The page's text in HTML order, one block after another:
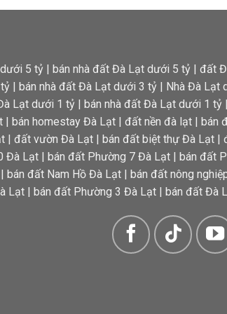
5 tỷ bán nhà đất Đà Lạt dưới 5 tỷ đất
bán nhà đất Đà Lạt dưới 3 tỷ Nhà Đà Lạt
Lạt dưới 1 tỷ bán nhà đất Đà Lạt dưới 1 tỷ
bán homestay Đà Lạt đất nền đà lạt bán
đất vườn Đà Lạt bán đất biệt thự Đà Lạt
Đà Lạt bán đất Phường 7 Đà Lạt bán đất
bán đất Nam Hồ Đà Lạt bán đất nông
Lạt bán đất Phường 3 Đà Lạt bán đất Đà